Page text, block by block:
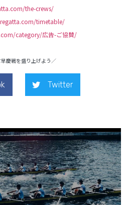
the-crews/
timetable/
category/広告-ご協賛/
慶戦を盛り上げよう／
Twitter